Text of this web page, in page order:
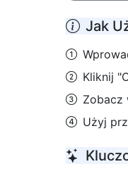
Jak
Kliknij
Zobacz
Użyj